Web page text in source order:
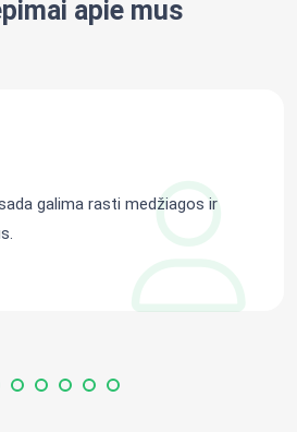
apie mus
galima rasti medžiagos ir